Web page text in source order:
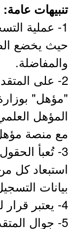
تنبيهات عامة:
1- عملية
حيث يخضع
والمفاضلة.
2- على
"مؤهل"
المؤهل
مع منصة
3- تُعبأ
استبعاد كل
بيانات
4- يعتبر قرار لجنة القبول والتسجيل نهائياً.
5- جوال